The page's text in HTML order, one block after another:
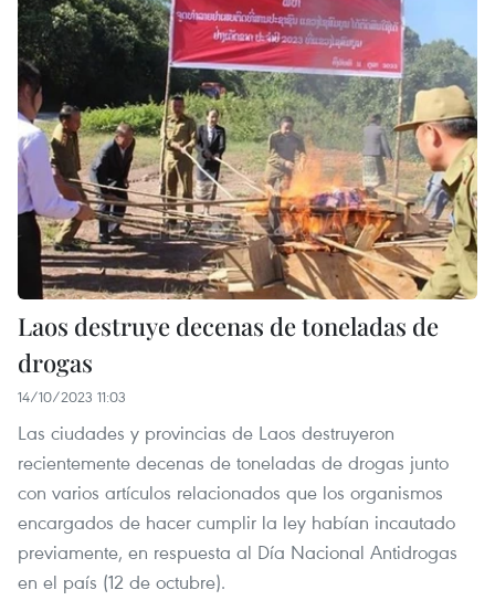
Laos destruye decenas de toneladas de
drogas
14/10/2023 11:03
Las ciudades y provincias de Laos destruyeron
recientemente decenas de toneladas de drogas junto
con varios artículos relacionados que los organismos
encargados de hacer cumplir la ley habían incautado
previamente, en respuesta al Día Nacional Antidrogas
en el país (12 de octubre).